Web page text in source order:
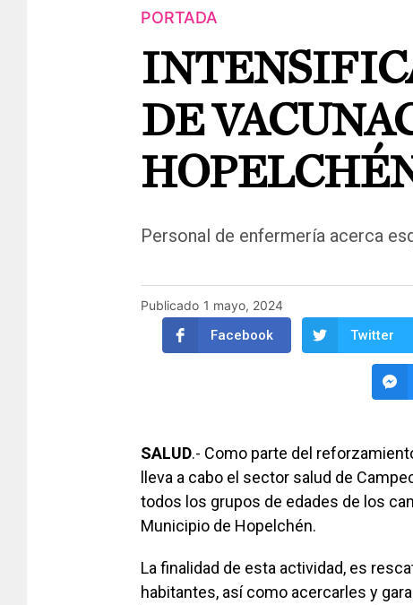
PORTADA
DE
Personal de enfermería acerca
Publicado 1 mayo, 2024
Facebook Twitter
SALUD.- Como parte del
lleva a cabo el sector salud de
todos los grupos de edades de los
Municipio de Hopelchén.
La finalidad de esta actividad, es
habitantes, así como acercarles y